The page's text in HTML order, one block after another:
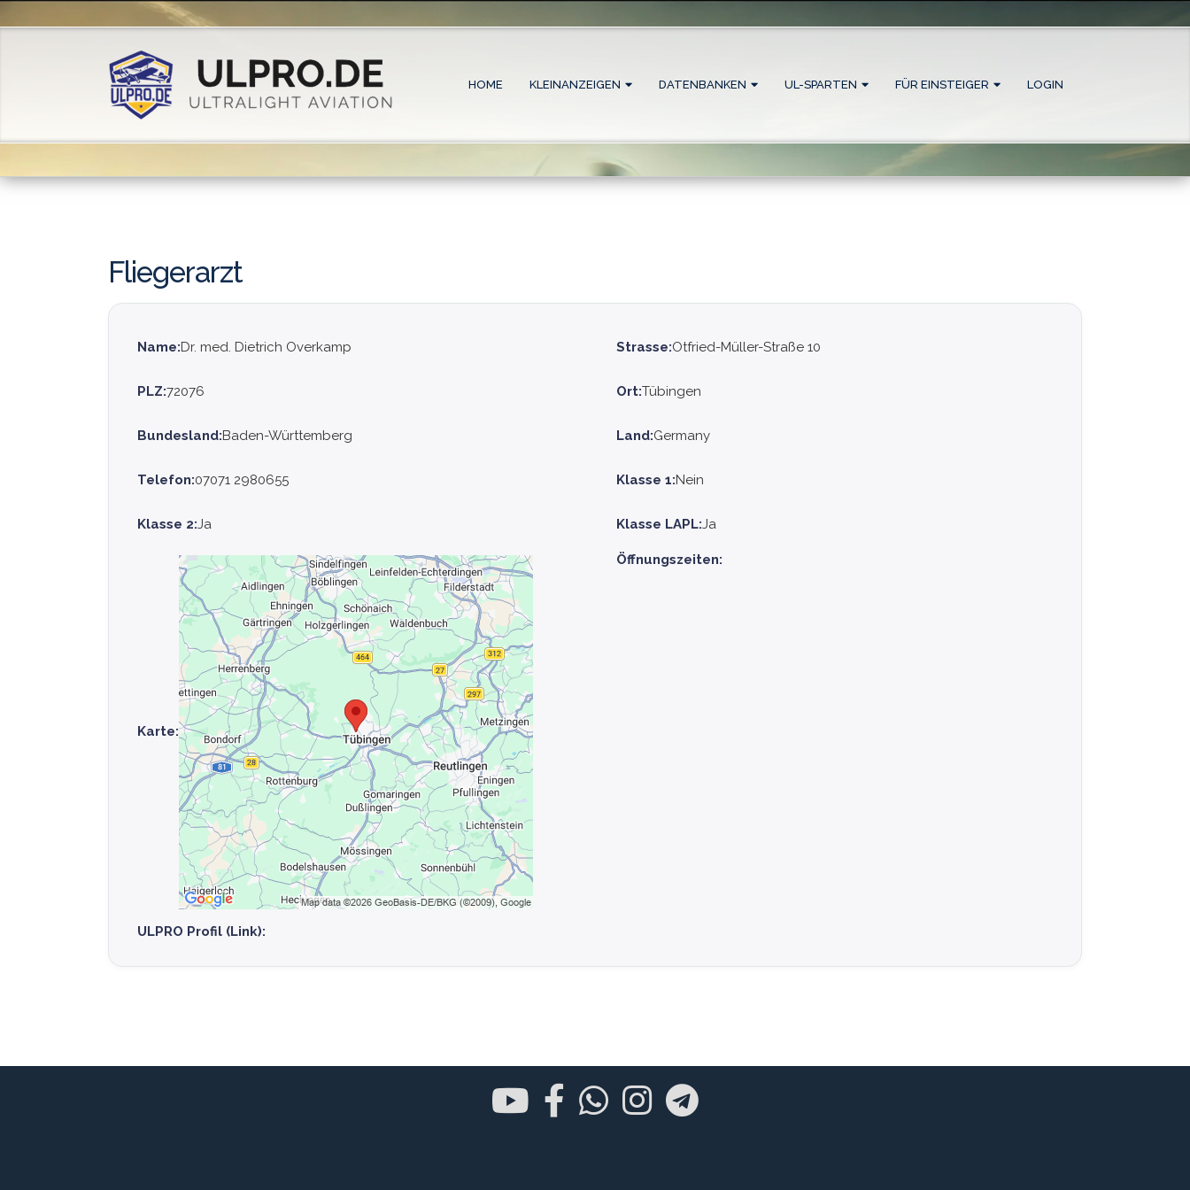
HOME KLEINANZEIGEN DATENBANKEN UL-SPARTEN FÜR EINSTEIGER LOGIN
Fliegerarzt
Name:Dr. med. Dietrich Overkamp Strasse:Otfried-Müller-Straße 10
PLZ:72076 Ort:Tübingen
Bundesland:Baden-Württemberg Land:Germany
Telefon:07071 2980655 Klasse 1:Nein
Klasse 2:Ja Klasse LAPL:Ja
Karte:
Öffnungszeiten:
ULPRO Profil (Link):